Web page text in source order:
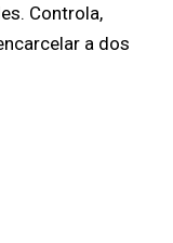
Controla,
a dos